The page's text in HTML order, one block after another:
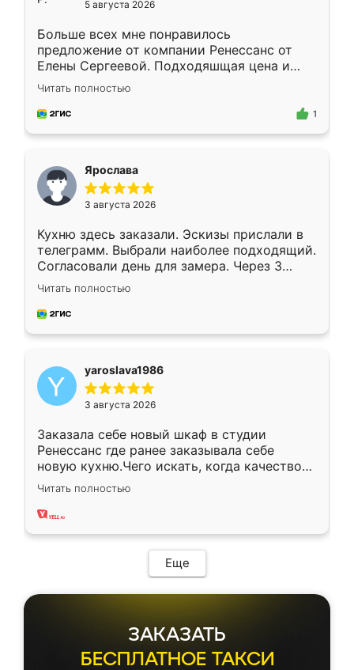
5 августа 2026
Больше всех мне понравилось
предложение от компании Ренессанс от
Елены Сергеевой. Подходяшщая цена и
короткие сроки изготовления. Приехавший
для замера сотрудник Владислав
предложил по моему эскизу самый
Читать полностью
1
Ярослава
3 августа 2026
Кухню здесь заказали. Эскизы прислали в
телеграмм. Выбрали наиболее подходящий.
Согласовали день для замера. Через 3
недели кухня была уже готова. Остались
довольны работой. Спасибо Ренессанс
мебель за качественную работу!
Читать полностью
yaroslava1986
3 августа 2026
Заказала себе новый шкаф в студии
Ренессанс где ранее заказывала себе
новую кухню.Чего искать, когда качеством
вполне довольна. Служит кухня уже почти
два года, нареканий нет.
Читать полностью
Еще
ЗАКАЗАТЬ
БЕСПЛАТНОЕ ТАКСИ